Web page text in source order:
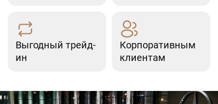
Выгодный трейд-
ин
Корпоративным
клиентам